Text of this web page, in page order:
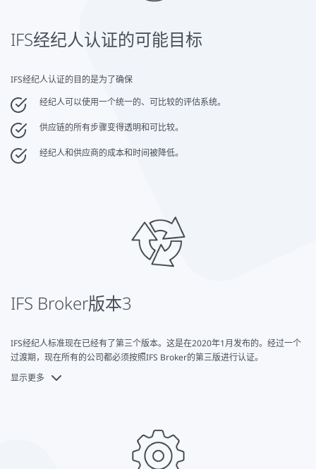
参与者，积极打击食品欺诈。由于其全球认可，IFS经纪人认证适用于世界各地
IFS经纪人认证的可能目标
IFS经纪人认证的目的是为了确保
经纪人可以使用一个统一的、可比较的评估系统。
供应链的所有步骤变得透明和可比较。
经纪人和供应商的成本和时间被降低。
IFS Broker版本3
IFS经纪人标准现在已经有了第三个版本。这是在2020年1月发布的。经过一个
过渡期，现在所有的公司都必须按照IFS Broker的第三版进行认证。
随着从第二版到第三版的变化，根据IFS Broker进行认证的要求变得更加广泛。
显示更多